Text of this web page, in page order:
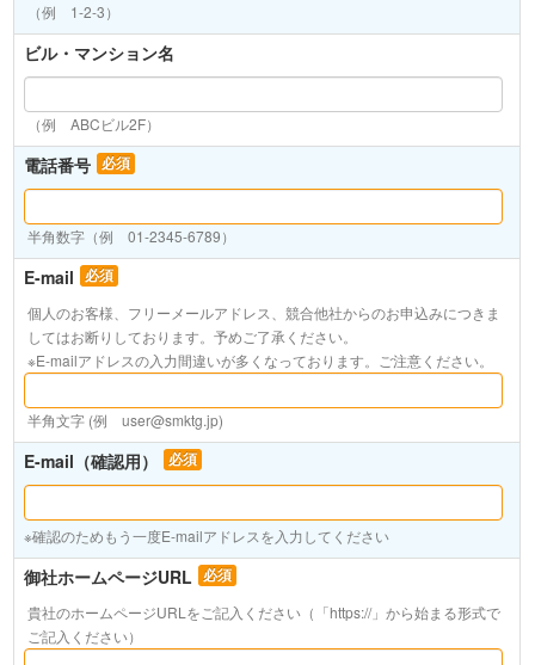
（例 1-2-3）
ビル・マンション名
（例 ABCビル2F）
電話番号 必須
半角数字（例 01-2345-6789）
E-mail
必須
個人のお客様、フリーメールアドレス、競合他社からのお申込みにつきま
してはお断りしております。予めご了承ください。
※E-mailアドレスの入力間違いが多くなっております。ご注意ください。
半角文字 (例 user@smktg.jp)
E-mail（確認用） 必須
※確認のためもう一度E-mailアドレスを入力してください
御社ホームページURL
必須
貴社のホームページURLをご記入ください（「https://」から始まる形式で
ご記入ください）